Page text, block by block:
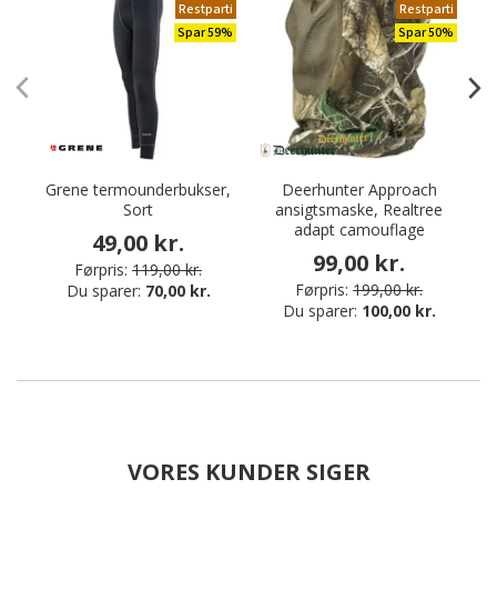
Restparti
Spar 59%
Grene termounderbukser,
Sort
49,00 kr.
Førpris: 119,00 kr.
Du sparer: 70,00 kr.
Restparti
Spar 50%
Deerhunter Approach
ansigtsmaske, Realtree
adapt camouflage
99,00 kr.
Førpris: 199,00 kr.
Du sparer: 100,00 kr.
VORES KUNDER SIGER